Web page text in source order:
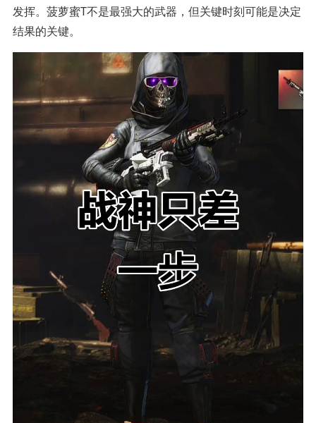
发挥。菠萝蜜T不是最强大的武器，但关键时刻可能是决定
结果的关键。